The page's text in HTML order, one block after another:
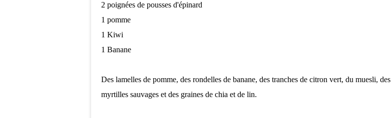
2 poignées de pousses d'épinard
1 pomme
1 Kiwi
1 Banane
Des lamelles de pomme, des rondelles de banane, des tranches de citron vert, du muesli, des
myrtilles sauvages et des graines de chia et de lin.